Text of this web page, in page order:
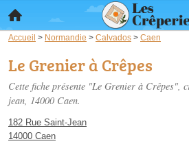
Accueil > Normandie > Calvados > Caen
Le Grenier à Crêpes
Cette fiche présente "Le Grenier à Crêpes",
jean, 14000 Caen.
182 Rue Saint-Jean
14000 Caen